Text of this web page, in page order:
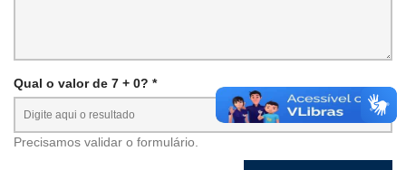
Qual o valor de 7 + 0? *
Precisamos validar o formulário.